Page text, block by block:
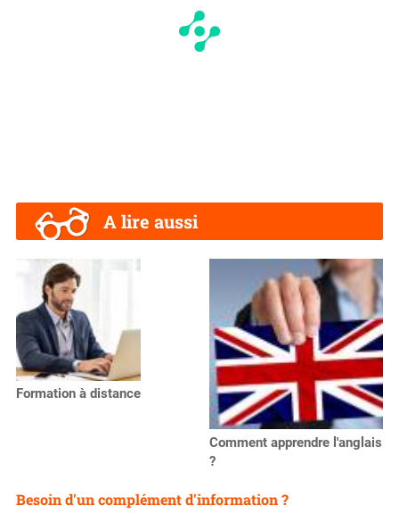
A lire aussi
Formation à distance
Comment apprendre l'anglais
?
Besoin d'un complément d'information ?